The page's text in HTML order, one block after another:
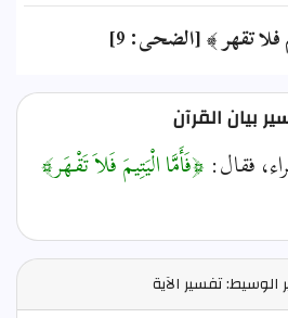
فلا تقهر ﴾ [الضحى: 9]
بيان القرآن
فقال: ﴿فَأَمَّا الْيَتِيمَ فَلاَ تَقْهَر﴾
الوسيط: تفسير الآية